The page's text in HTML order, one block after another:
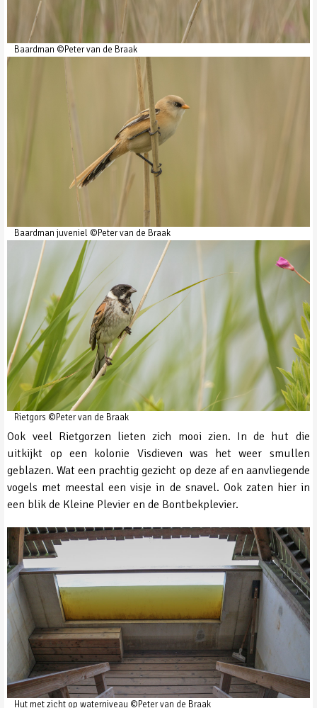
Baardman ©Peter van de Braak
Baardman juveniel ©Peter van de Braak
Rietgors ©Peter van de Braak
Ook veel Rietgorzen lieten zich mooi zien. In de hut die
uitkijkt op een kolonie Visdieven was het weer smullen
geblazen. Wat een prachtig gezicht op deze af en aanvliegende
vogels met meestal een visje in de snavel. Ook zaten hier in
een blik de Kleine Plevier en de Bontbekplevier.
Hut met zicht op waterniveau ©Peter van de Braak